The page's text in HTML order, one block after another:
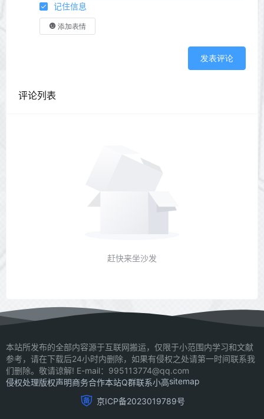
记住信息
添加表情
发表评论
评论列表
赶快来坐沙发
本站所发布的全部内容源于互联网搬运，仅限于小范围内学习和文献
参考，请在下载后24小时内删除，如果有侵权之处请第一时间联系我
们删除。敬请谅解! E-mail：995113774@qq.com
侵权处理版权声明商务合作本站Q群联系小高sitemap
京ICP备2023019789号